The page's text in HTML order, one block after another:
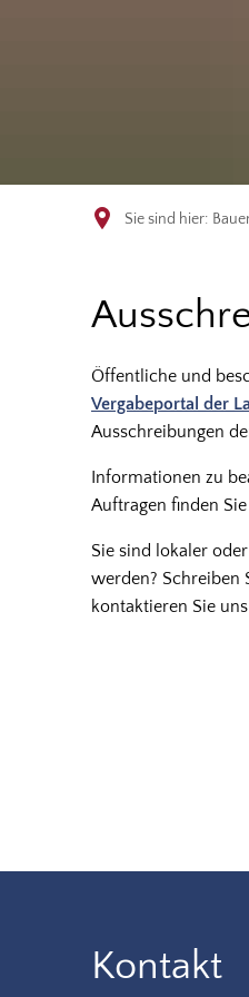
Sie sind hier:
Öffentliche und
Vergabeportal der
Ausschreibungen
Informationen zu
Auftragen finden
Sie sind lokaler
werden? Schreiben
kontaktieren Sie
Kontakt